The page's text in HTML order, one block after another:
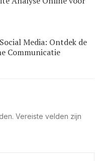
Media: Ontdek de
Communicatie
Vereiste velden zijn